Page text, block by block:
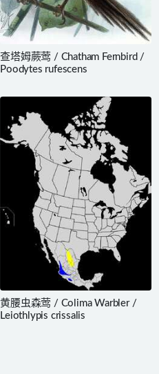
查塔姆蕨莺 / Chatham Fernbird /
Poodytes rufescens
黄腰虫森莺 / Colima Warbler /
Leiothlypis crissalis